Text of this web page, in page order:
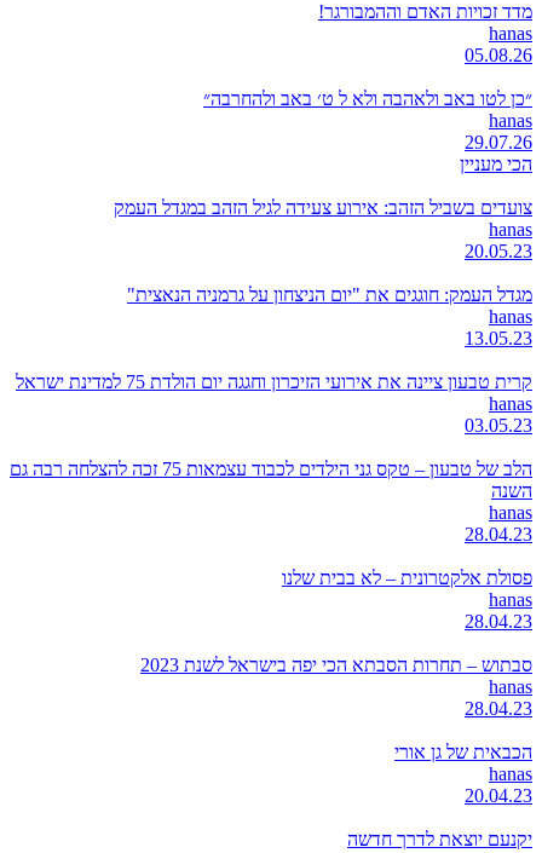
מדד זכויות האדם וההמבורגר!
hanas
05.08.26
״כן לטו באב ולאהבה ולא ל ט׳ באב ולהחרבה״
hanas
29.07.26
הכי מעניין
צועדים בשביל הזהב: אירוע צעידה לגיל הזהב במגדל העמק
hanas
20.05.23
מגדל העמק: חוגגים את "יום הניצחון על גרמניה הנאצית"
hanas
13.05.23
קרית טבעון ציינה את אירועי הזיכרון וחגגה יום הולדת 75 למדינת ישראל
hanas
03.05.23
הלב של טבעון – טקס גני הילדים לכבוד עצמאות 75 זכה להצלחה רבה גם
השנה
hanas
28.04.23
פסולת אלקטרונית – לא בבית שלנו
hanas
28.04.23
סבתוש – תחרות הסבתא הכי יפה בישראל לשנת 2023
hanas
28.04.23
הכבאית של גן אורי
hanas
20.04.23
יקנעם יוצאת לדרך חדשה